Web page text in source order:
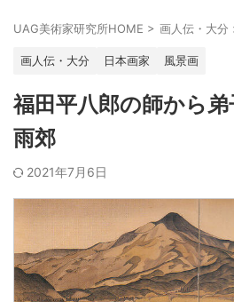
UAG美術家研究所HOME > 画人伝・大分
画人伝・大分 日本画家 風景画
福田平八郎の師から
雨郊
2021年7月6日